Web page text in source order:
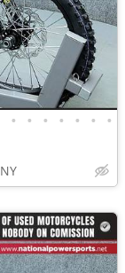
• • • • • • •